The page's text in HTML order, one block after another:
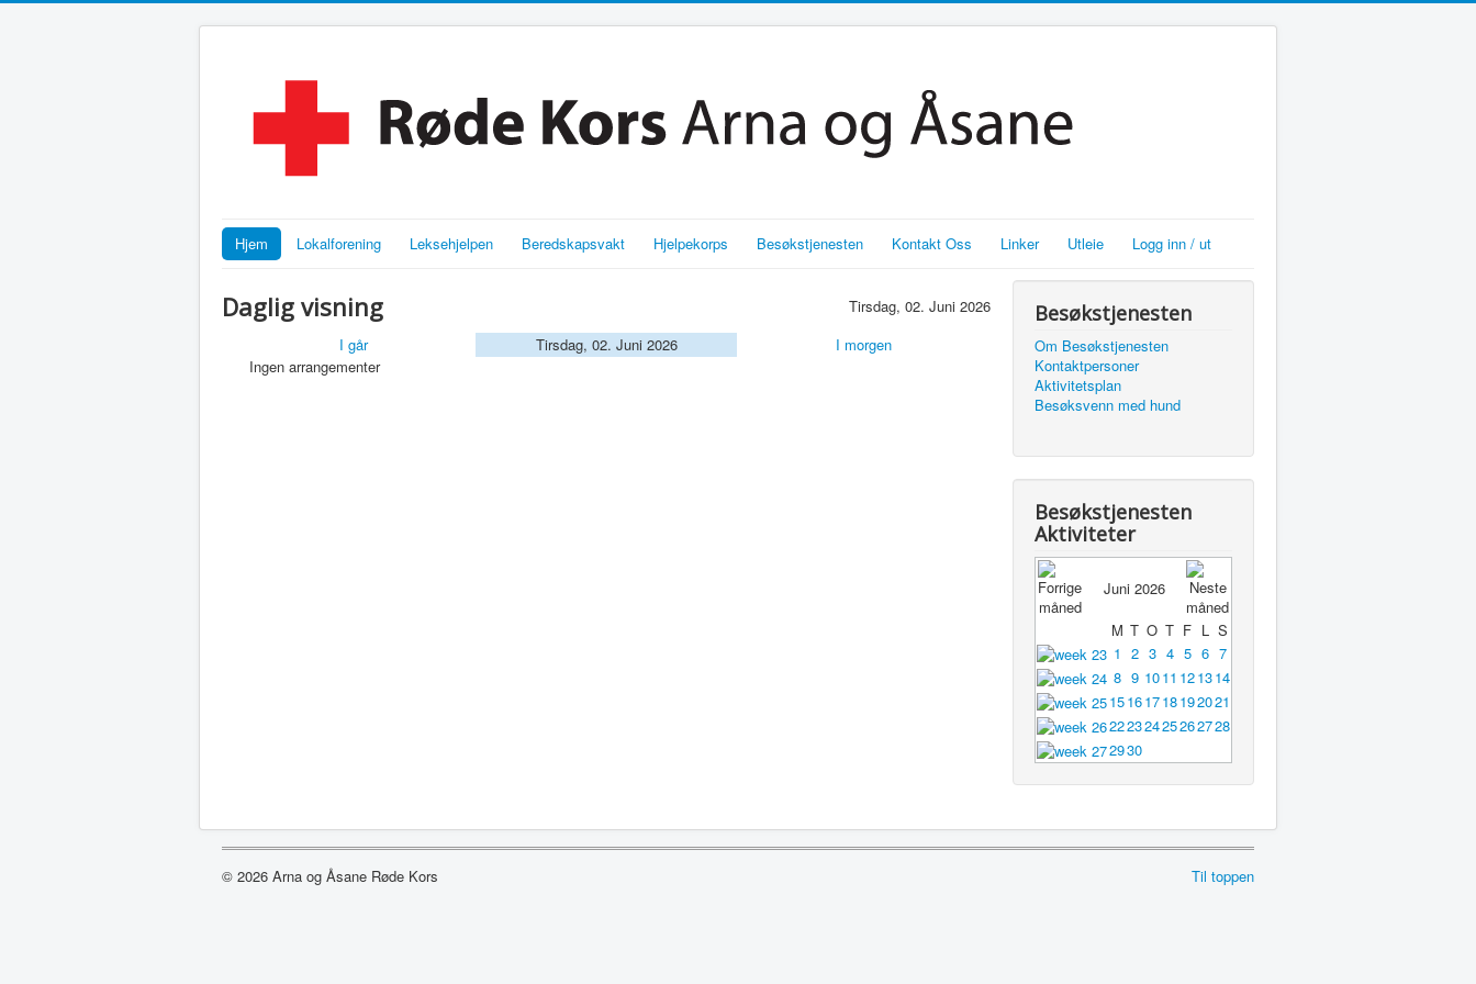
Hjem Lokalforening Leksehjelpen Beredskapsvakt Hjelpekorps Besøkstjenesten Kontakt Oss Linker Utleie Logg inn / ut
Daglig visning
Tirsdag, 02. Juni 2026
I går
Tirsdag, 02. Juni 2026
I morgen
Ingen arrangementer
Besøkstjenesten
Om Besøkstjenesten
Kontaktpersoner
Aktivitetsplan
Besøksvenn med hund
Besøkstjenesten
Aktiviteter
Juni 2026
M T O T F L S
1 2 3 4 5 6 7
8 9 1011 121314
15161718192021
22232425262728
2930
Til toppen
© 2026 Arna og Åsane Røde Kors